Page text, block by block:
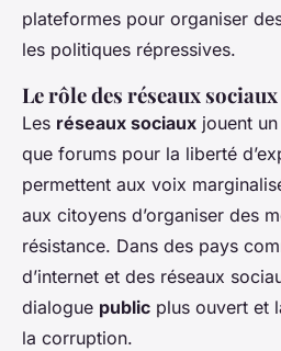
plateformes pour organiser
les politiques répressives.
Le rôle des réseaux sociaux
Les réseaux sociaux jouent
que forums pour la liberté
permettent aux voix
aux citoyens d’organiser des
résistance. Dans des pays
d’internet et des réseaux
dialogue public plus ouvert et
la corruption.